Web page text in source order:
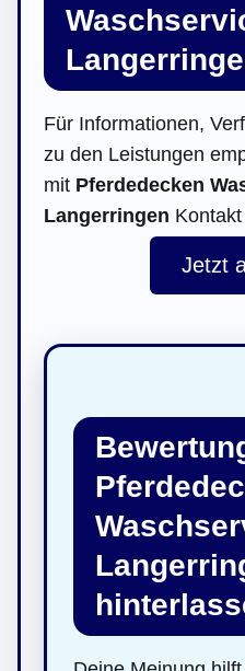
Für Informationen,
zu den Leistungen
mit Pferdedecken
Langerringen
Jetzt